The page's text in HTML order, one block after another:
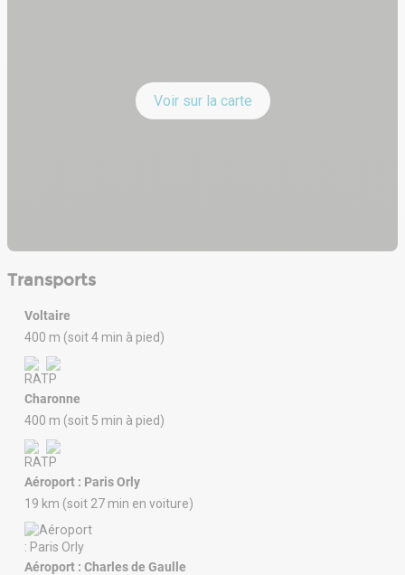
Voir sur la carte
Transports
Voltaire
400 m (soit 4 min à pied)
Charonne
400 m (soit 5 min à pied)
Aéroport : Paris Orly
19 km (soit 27 min en voiture)
Aéroport : Charles de Gaulle